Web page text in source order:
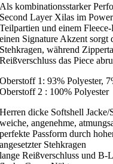
Als kombinationsstarker
Second Layer Xilas im
Teilpartien und einem
einen Signature Akzent
Stehkragen, während
Reißverschluss das Piece
Oberstoff 1: 93% Polyester,
Oberstoff 2 : 100% Polyester
Herren dicke Softshell Jacke/
weiche, angenehme,
perfekte Passform durch
angesetzter Stehkragen
lange Reißverschluss und B-